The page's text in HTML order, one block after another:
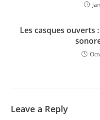
Les casques ouverts
Leave a Reply